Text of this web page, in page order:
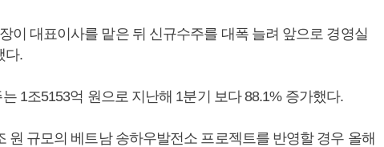
이 대표이사를 맡은 뒤 신규수주를 대폭 늘려 앞으로 경영실
다.
1조5153억 원으로 지난해 1분기 보다 88.1% 증가했다.
원 규모의 베트남 송하우발전소 프로젝트를 반영할 경우 올해